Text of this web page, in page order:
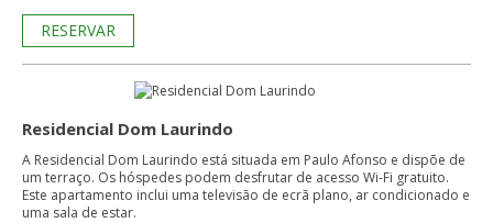
RESERVAR
Residencial Dom Laurindo
A Residencial Dom Laurindo está situada em Paulo Afonso e dispõe de
um terraço. Os hóspedes podem desfrutar de acesso Wi-Fi gratuito.
Este apartamento inclui uma televisão de ecrã plano, ar condicionado e
uma sala de estar.